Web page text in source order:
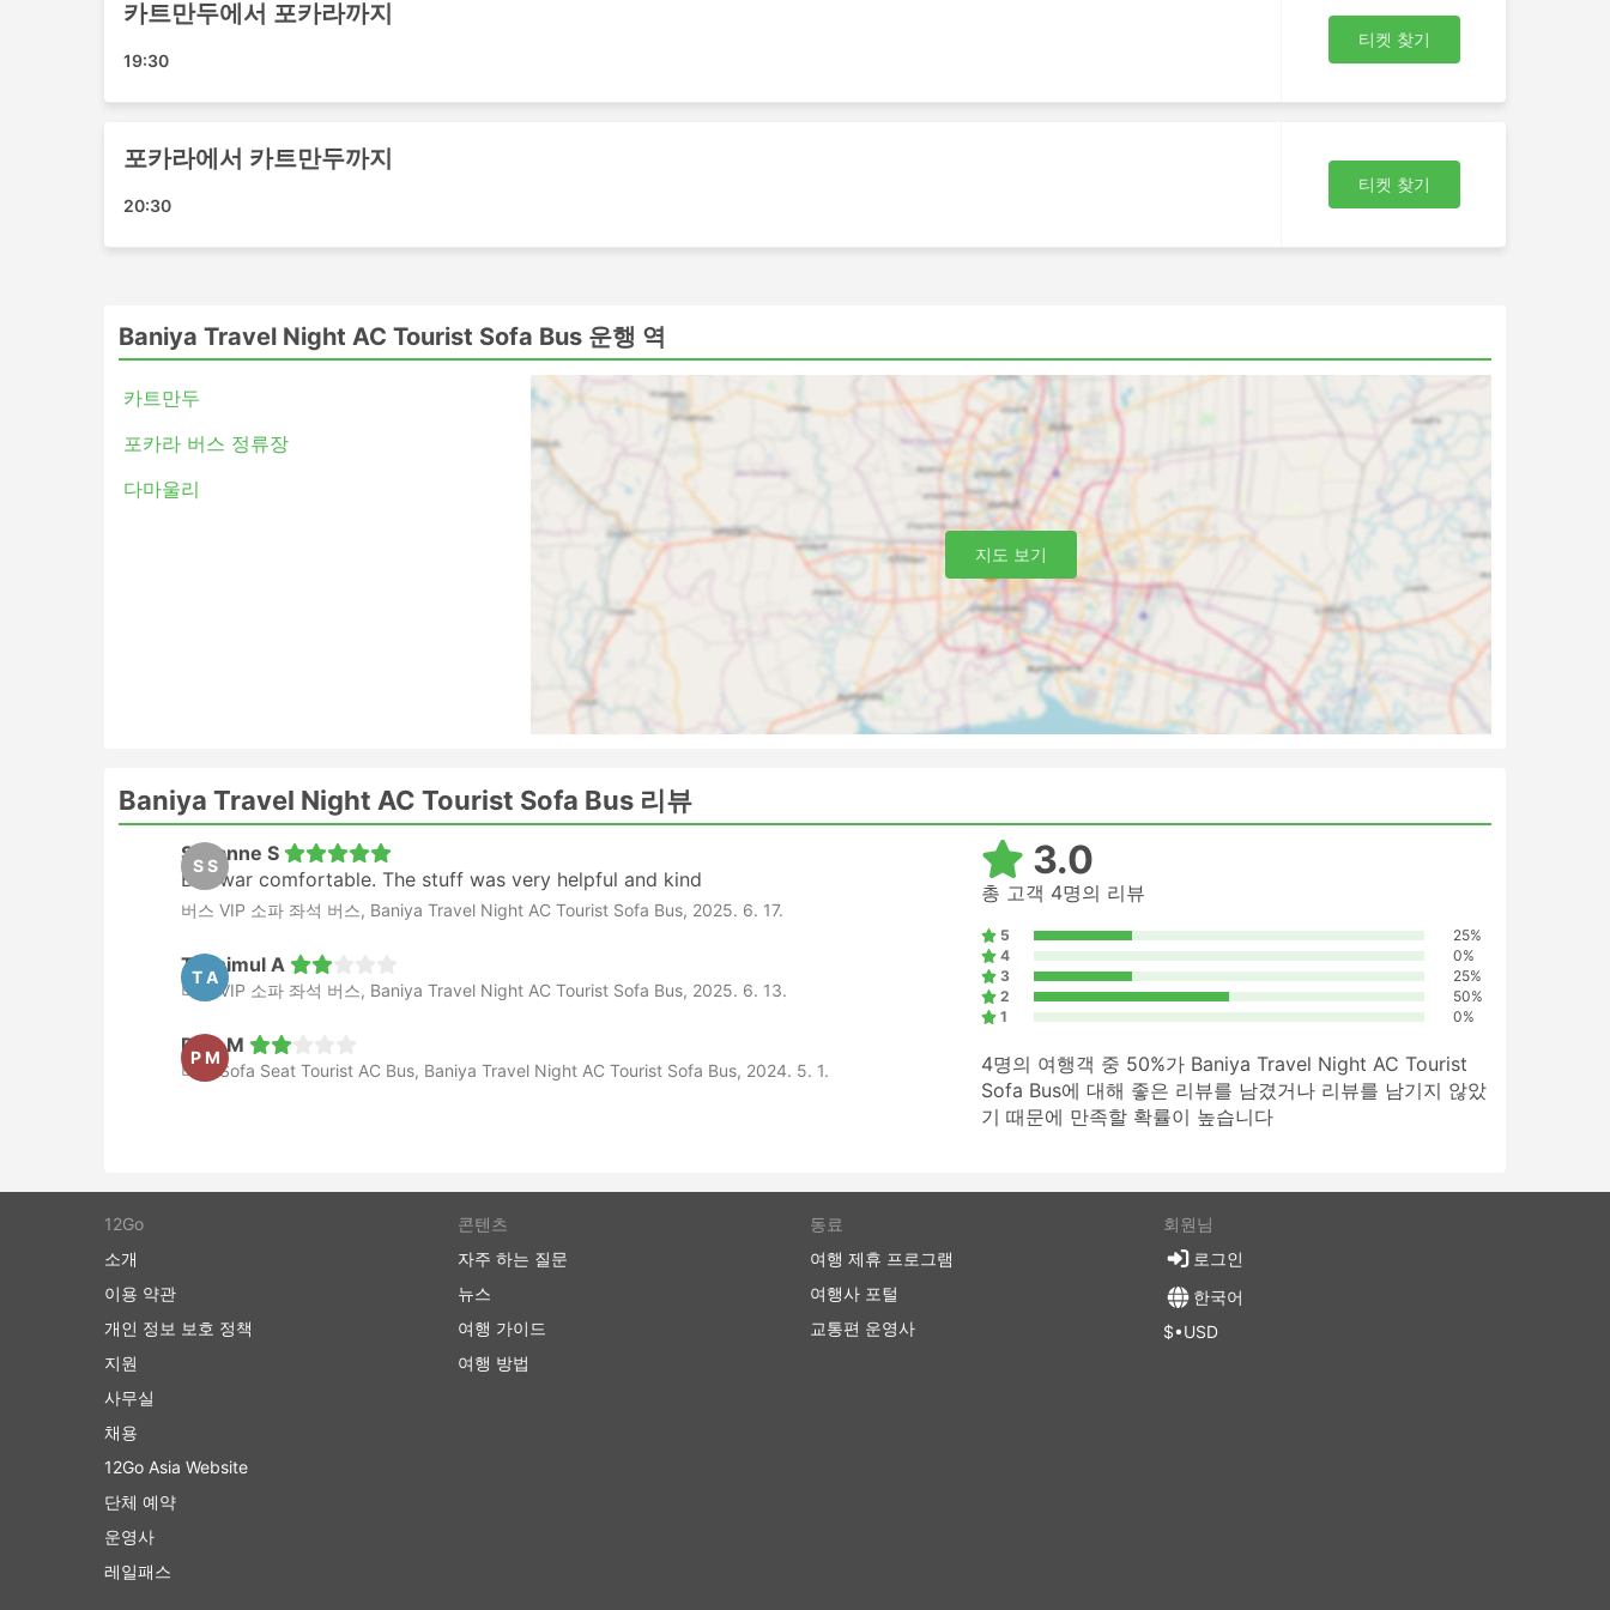
버스 티켓은 항공 또는 고속 열차 티켓에 비해 더 저렴할 수 있습니다. 여행자들은 다양한 예산의 좌석을 선택
세면 도구와 담요가 거의 포함됩니다.
객 및 기타 여러 특별 서비스를 갖춘 비행기의 비즈니스 클래스에 버금가는 좌석을 제공하여 즐거운 여행을
버스 여행 단점
하는 경우가 많습니다. 불행히도 여행자에게도 추가적인 어려움이 생길 수 있습니다.이러한 터미널로 가는 것
이 어려울 수 있습니다. 일부 목적지에서는 터미널에 들어갈 수 있는 차량에 대한 제한이 있으며 거기에 가려
면 특수 운송업체를 이용해야 합니다. 이로 인해 가격이 높아질 수 있습니다. 출퇴근 시간에 여행하는 경우,
특히 출발 지점의 교통 상황에 익숙하지 않은 경우 추가 시간을 계산하세요.
버스는 기차나 비행기보다 더 자주 일정 시간과 맞지 않는 교통수단일수 있습니다. 버스 여행은 가끔 예측할
수 없는 사고, 도로 공사, 우회 등 도로 상황을 맞이 할 수 있습니다. 주말, 성수기 또는 공휴일 여행의 경우 특
히 그렇습니다. 이 점을 명심하고 연결 교통편 시간을 긴박하게 계획하지 마세요.
특정 노선 또는 가장 인기 있는 기간에 여행하려면 사전 예약이 필요할 수 있습니다. 버스 정류장에 나타나서
다음 버스를 타는 것이 항상 가능한 것은 아니라는 점을 염두에 두세요. 티켓이 모두 매진될 수 있으므로 그에
카트만두에서 포카라까지
19:30
티켓 찾기
포카라에서 카트만두까지
20:30
티켓 찾기
Baniya Travel Night AC Tourist Sofa Bus 운행 역
카트만두
포카라 버스 정류장
다마울리
지도 보기
Baniya Travel Night AC Tourist Sofa Bus 리뷰
S S
Susanne S
Bus war comfortable. The stuff was very helpful and kind
버스 VIP 소파 좌석 버스, Baniya Travel Night AC Tourist Sofa Bus, 2025. 6. 17.
T A
Tasnimul A
버스 VIP 소파 좌석 버스, Baniya Travel Night AC Tourist Sofa Bus, 2025. 6. 13.
P M
Pilar M
버스 Sofa Seat Tourist AC Bus, Baniya Travel Night AC Tourist Sofa Bus, 2024. 5. 1.
3.0
총 고객 4명의 리뷰
5
25%
4
0%
3
25%
2
50%
1
0%
4명의 여행객 중 50%가 Baniya Travel Night AC Tourist
Sofa Bus에 대해 좋은 리뷰를 남겼거나 리뷰를 남기지 않았
기 때문에 만족할 확률이 높습니다
12Go
소개
이용 약관
개인 정보 보호 정책
지원
사무실
채용
12Go Asia Website
단체 예약
운영사
레일패스
콘텐츠
자주 하는 질문
뉴스
여행 가이드
여행 방법
동료
여행 제휴 프로그램
여행사 포털
교통편 운영사
회원님
로그인
한국어
$•USD